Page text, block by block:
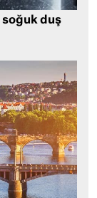
duş